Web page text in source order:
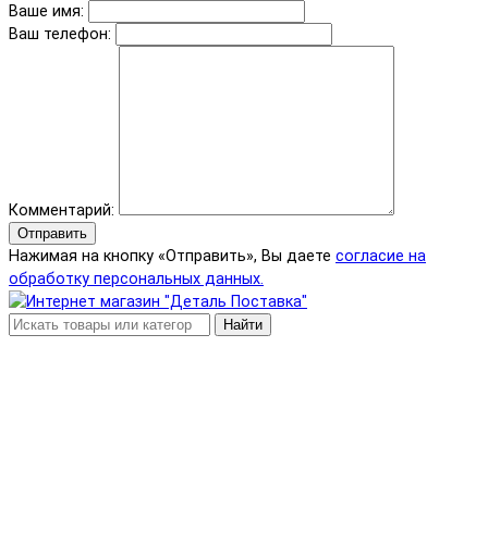
Ваше имя:
Ваш телефон:
Комментарий:
Отправить
Нажимая на кнопку «Отправить», Вы даете согласие на
обработку персональных данных.
Найти